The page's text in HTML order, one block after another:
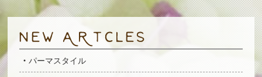
パーマスタイル